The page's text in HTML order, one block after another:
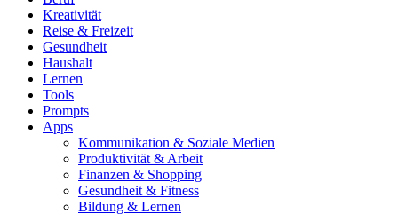
Kreativität
Reise & Freizeit
Gesundheit
Haushalt
Lernen
Tools
Prompts
Apps
Kommunikation & Soziale Medien
Produktivität & Arbeit
Finanzen & Shopping
Gesundheit & Fitness
Bildung & Lernen